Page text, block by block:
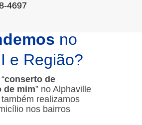
4697
no
e Região?
conserto de
de mim” no Alphaville
realizamos
nos bairros